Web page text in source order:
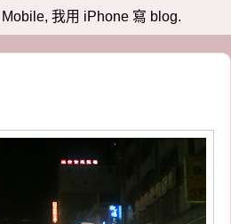
我用 iPhone 寫 blog.